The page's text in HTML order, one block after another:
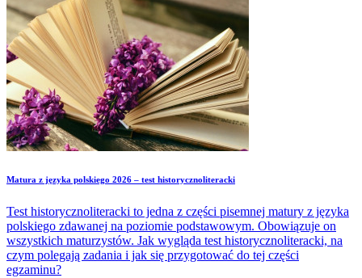
Matura z języka polskiego 2026 – test historycznoliteracki
Test historycznoliteracki to jedna z części pisemnej matury z języka
polskiego zdawanej na poziomie podstawowym. Obowiązuje on
wszystkich maturzystów. Jak wygląda test historycznoliteracki, na
czym polegają zadania i jak się przygotować do tej części
egzaminu?